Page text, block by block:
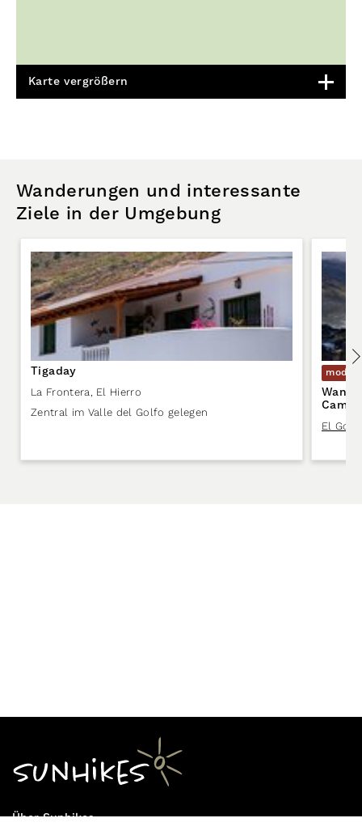
Karte vergrößern
Wanderungen und interessante
Ziele in der Umgebung
Tigaday
La Frontera, El Hierro
Zentral im Valle del Golfo gelegen
El
Über Sunhikes